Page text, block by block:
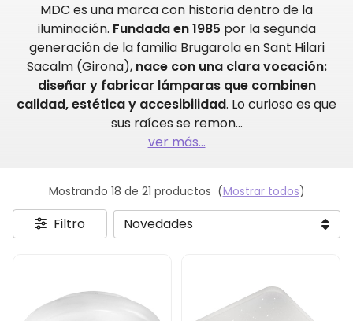
MDC es una marca con historia dentro de la
iluminación. Fundada en 1985 por la segunda
generación de la familia Brugarola en Sant Hilari
Sacalm (Girona), nace con una clara vocación:
diseñar y fabricar lámparas que combinen
calidad, estética y accesibilidad. Lo curioso es que
sus raíces se remon...
ver más...
Mostrando 18 de 21 productos (Mostrar todos)
Filtro